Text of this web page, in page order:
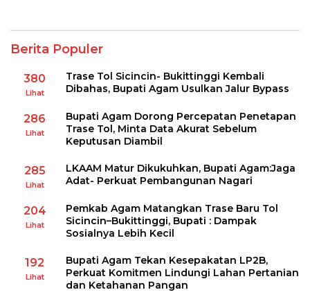
Berita Populer
380
Lihat
Trase Tol Sicincin- Bukittinggi Kembali
Dibahas, Bupati Agam Usulkan Jalur Bypass
286
Lihat
Bupati Agam Dorong Percepatan Penetapan
Trase Tol, Minta Data Akurat Sebelum
Keputusan Diambil
285
Lihat
LKAAM Matur Dikukuhkan, Bupati Agam:Jaga
Adat- Perkuat Pembangunan Nagari
204
Lihat
Pemkab Agam Matangkan Trase Baru Tol
Sicincin–Bukittinggi, Bupati : Dampak
Sosialnya Lebih Kecil
192
Lihat
Bupati Agam Tekan Kesepakatan LP2B,
Perkuat Komitmen Lindungi Lahan Pertanian
dan Ketahanan Pangan